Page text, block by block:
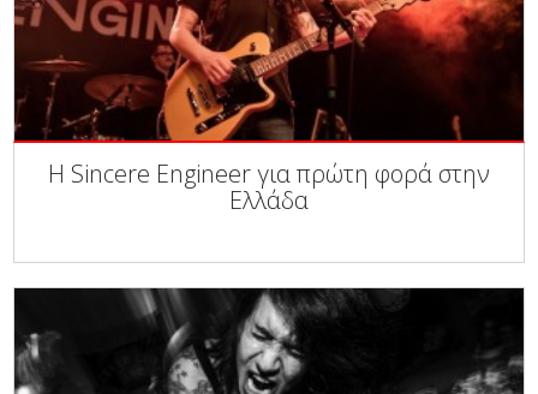
Η Sincere Engineer για πρώτη φορά στην
Ελλάδα